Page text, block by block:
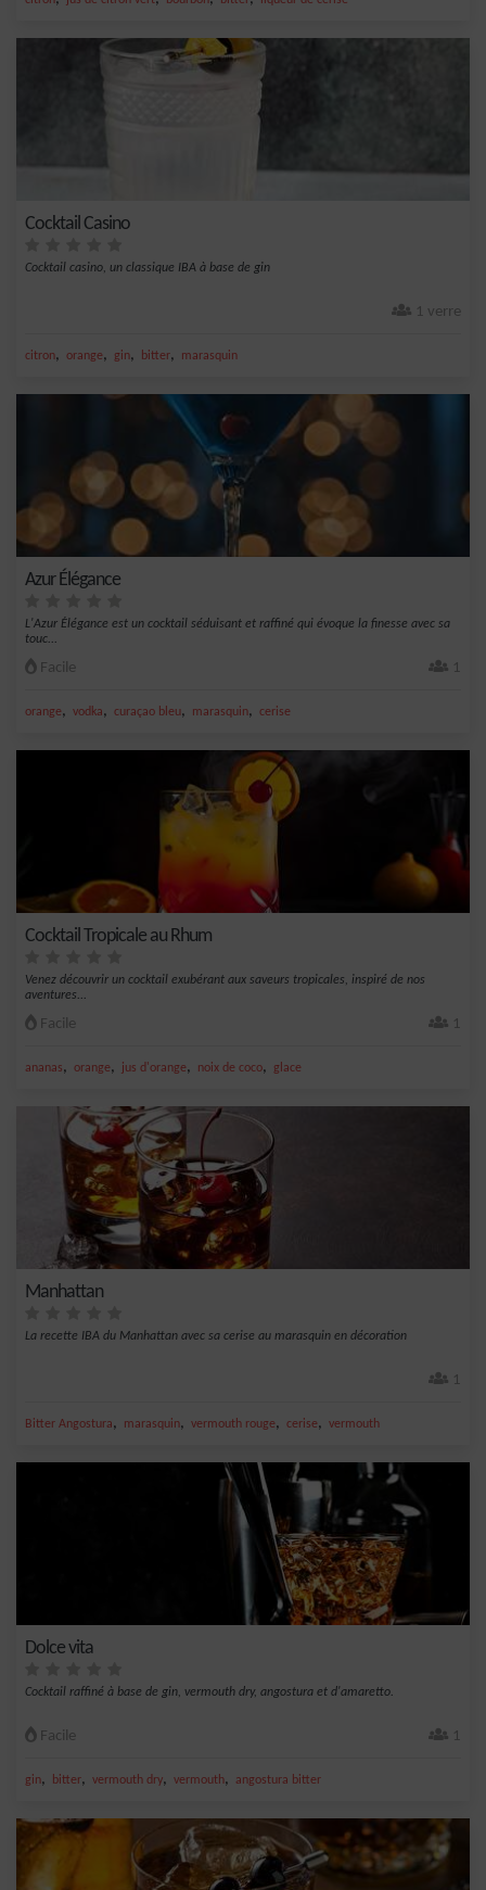
Cocktail Casino
Cocktail casino, un classique IBA à base de gin
1 verre
citron, orange, gin, bitter, marasquin
Azur Élégance
L'Azur Élégance est un cocktail séduisant et raffiné qui évoque la finesse avec sa
touc...
Facile 1
orange, vodka, curaçao bleu, marasquin, cerise
Cocktail Tropicale au Rhum
Venez découvrir un cocktail exubérant aux saveurs tropicales, inspiré de nos
aventures...
Facile 1
ananas, orange, jus d'orange, noix de coco, glace
Manhattan
La recette IBA du Manhattan avec sa cerise au marasquin en décoration
1
Bitter Angostura, marasquin, vermouth rouge, cerise, vermouth
Dolce vita
Cocktail raffiné à base de gin, vermouth dry, angostura et d'amaretto.
Facile 1
gin, bitter, vermouth dry, vermouth, angostura bitter